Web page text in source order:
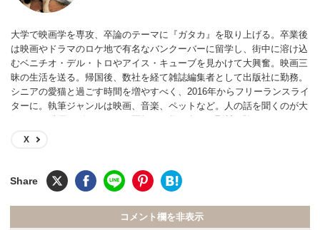
大学で映画学を専攻、卒論のテーマに『ガタカ』を取り上げる。卒業後
は映画やドラマのロケ地で有名なバンクーバーに留学し、街中に溶け込
むベニチオ・デル・トロやアイス・キューブを見かけて大興奮。映画三
昧の生活を送る。帰国後、数社を経て雑誌編集者として出版社に勤務。
シニアの愛猫と過ごす時間を増やすべく、2016年からフリーランスライ
ターに。執筆ジャンルは映画、音楽、ペットなど。人の話を聞くのが大
X
コメント欄を非表示